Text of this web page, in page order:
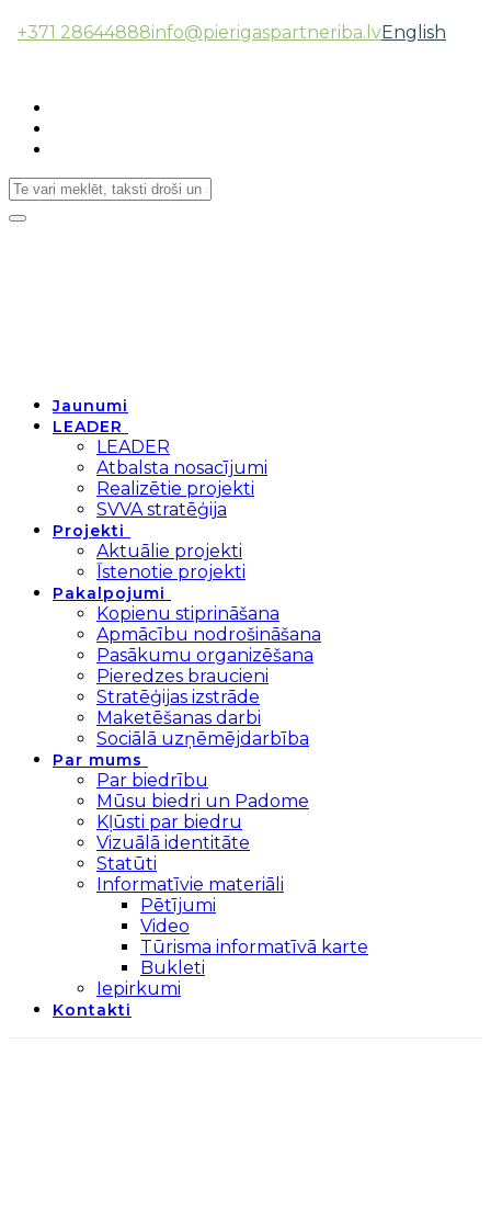
+371 28644888info@pierigaspartneriba.lvEnglish
Toggle
Jaunumi
LEADER
LEADER
Atbalsta nosacījumi
Realizētie projekti
SVVA stratēģija
Projekti
Aktuālie projekti
Īstenotie projekti
Pakalpojumi
Kopienu stiprināšana
Apmācību nodrošināšana
Pasākumu organizēšana
Pieredzes braucieni
Stratēģijas izstrāde
Maketēšanas darbi
Sociālā uzņēmējdarbība
Par mums
Par biedrību
Mūsu biedri un Padome
Kļūsti par biedru
Vizuālā identitāte
Statūti
Informatīvie materiāli
Pētījumi
Video
Tūrisma informatīvā karte
Bukleti
Iepirkumi
Kontakti